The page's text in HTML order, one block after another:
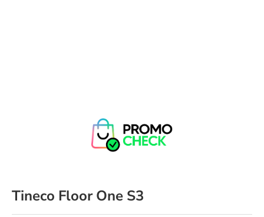
Tineco Floor One S3